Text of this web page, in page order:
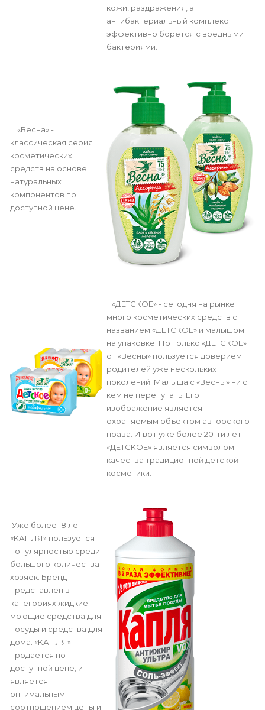
кожи, раздражения, а
антибактериальный комплекс
эффективно борется с вредными
бактериями.
«Весна» -
классическая серия
косметических
средств на основе
натуральных
компонентов по
доступной цене.
«ДЕТСКОЕ» - сегодня на рынке
много косметических средств с
названием «ДЕТСКОЕ» и малышом
на упаковке. Но только «ДЕТСКОЕ»
от «Весны» пользуется доверием
родителей уже нескольких
поколений. Малыша с «Весны» ни с
кем не перепутать. Его
изображение является
охраняемым объектом авторского
права. И вот уже более 20-ти лет
«ДЕТСКОЕ» является символом
качества традиционной детской
косметики.
Уже более 18 лет
«КАПЛЯ» пользуется
популярностью среди
большого количества
хозяек. Бренд
представлен в
категориях жидкие
моющие средства для
посуды и средства для
дома. «КАПЛЯ»
продается по
доступной цене, и
является
оптимальным
соотношением цены и